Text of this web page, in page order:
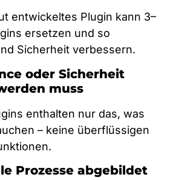
entwickeltes Plugin kann 3–
ersetzen und so
Sicherheit verbessern.
oder Sicherheit
muss
enthalten nur das, was
– keine überflüssigen
Prozesse abgebildet